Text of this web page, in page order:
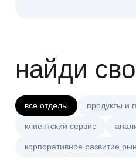
найди
все отделы продукты и
клиентский сервис
корпоративное развитие